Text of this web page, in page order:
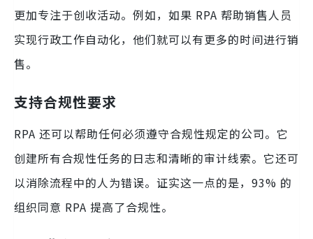
更加专注于创收活动。例如，如果 RPA 帮助销售人员
实现行政工作自动化，他们就可以有更多的时间进行销
售。
支持合规性要求
RPA 还可以帮助任何必须遵守合规性规定的公司。它
创建所有合规性任务的日志和清晰的审计线索。它还可
以消除流程中的人为错误。证实这一点的是，93% 的
组织同意 RPA 提高了合规性。